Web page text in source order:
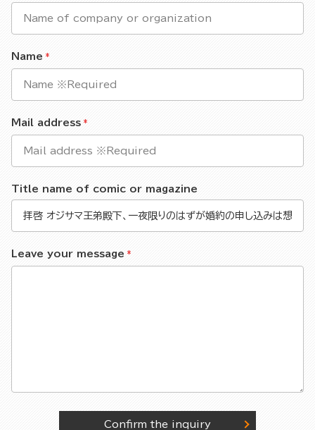
Name
Mail address
Title name of comic or magazine
Leave your message
Confirm the inquiry